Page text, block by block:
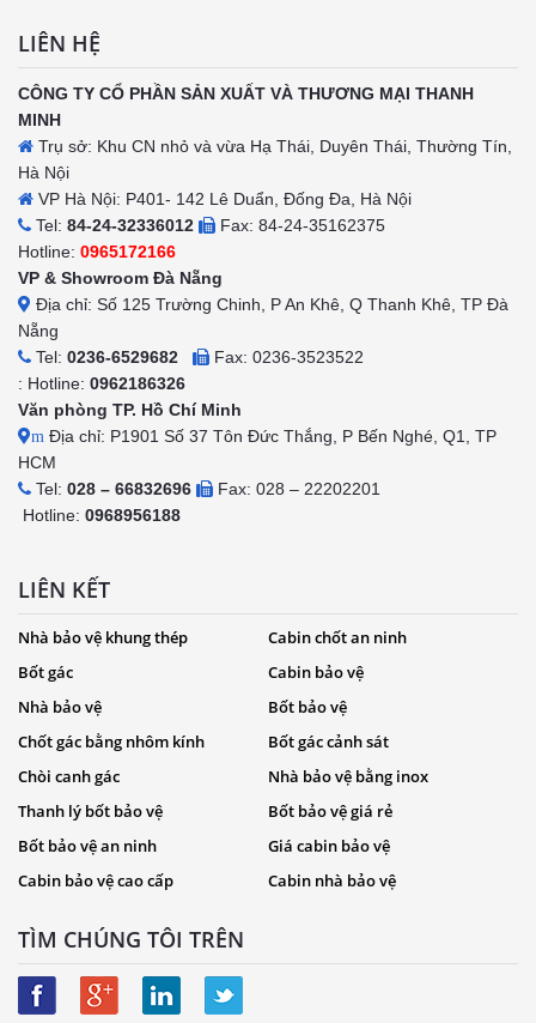
LIÊN HỆ
CÔNG TY CỔ PHẦN SẢN XUẤT VÀ THƯƠNG MẠI THANH
MINH
Trụ sở: Khu CN nhỏ và vừa Hạ Thái, Duyên Thái, Thường Tín,
Hà Nội
VP Hà Nội: P401- 142 Lê Duẩn, Đống Đa, Hà Nội
Tel: 84-24-32336012
Fax: 84-24-35162375
Hotline: 0965172166
VP & Showroom Đà Nẵng
Địa chỉ: Số 125 Trường Chinh, P An Khê, Q Thanh Khê, TP Đà
Nẵng
Tel: 0236-6529682
Fax: 0236-3523522
: Hotline: 0962186326
Văn phòng TP. Hồ Chí Minh
m Địa chỉ: P1901 Số 37 Tôn Đức Thắng, P Bến Nghé, Q1, TP
HCM
Tel: 028 – 66832696
Fax: 028 – 22202201
Hotline: 0968956188
LIÊN KẾT
Nhà bảo vệ khung thép
Cabin chốt an ninh
Bốt gác
Cabin bảo vệ
Nhà bảo vệ
Bốt bảo vệ
Chốt gác bằng nhôm kính
Bốt gác cảnh sát
Chòi canh gác
Nhà bảo vệ bằng inox
Thanh lý bốt bảo vệ
Bốt bảo vệ giá rẻ
Bốt bảo vệ an ninh
Giá cabin bảo vệ
Cabin bảo vệ cao cấp
Cabin nhà bảo vệ
TÌM CHÚNG TÔI TRÊN